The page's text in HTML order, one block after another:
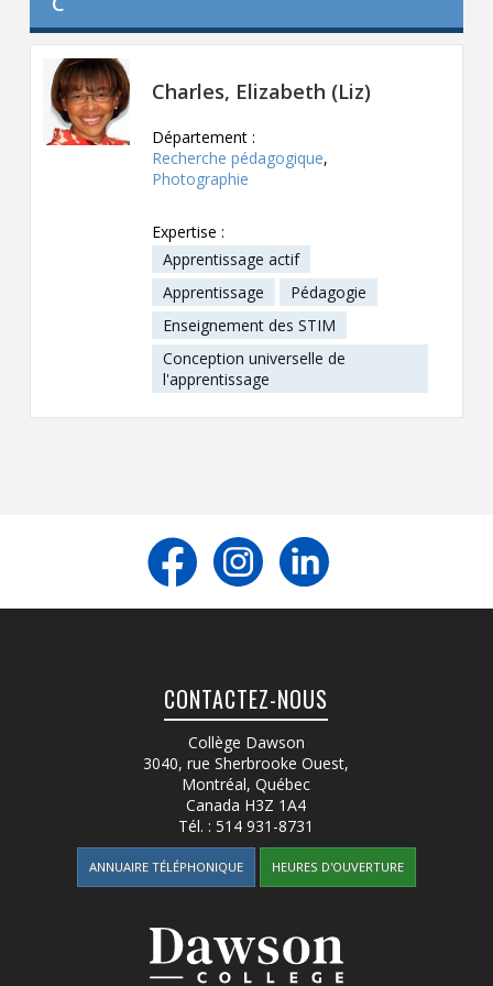
Charles, Elizabeth (Liz)
Département :
Recherche pédagogique,
Photographie
Expertise :
Apprentissage actif
Apprentissage
Pédagogie
Enseignement des STIM
Conception universelle de
l'apprentissage
CONTACTEZ-NOUS
Collège Dawson
3040, rue Sherbrooke Ouest,
Montréal, Québec
Canada H3Z 1A4
Tél. :514 931-8731
ANNUAIRE TÉLÉPHONIQUE HEURES D'OUVERTURE
Contact
Liens
Qui vous êtes